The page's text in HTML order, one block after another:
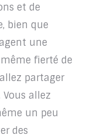
et de
bien que
une
fierté de
partager
allez
un peu
des